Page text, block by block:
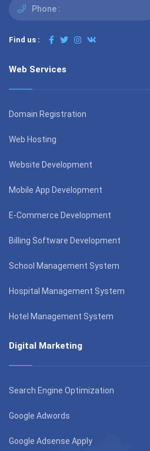
Phone :
Find us :
Web Services
Domain Registration
Web Hosting
Website Development
Mobile App Development
E-Commerce Development
Billing Software Development
School Management System
Hospital Management System
Hotel Management System
Digital Marketing
Search Engine Optimization
Google Adwords
Google Adsense Apply